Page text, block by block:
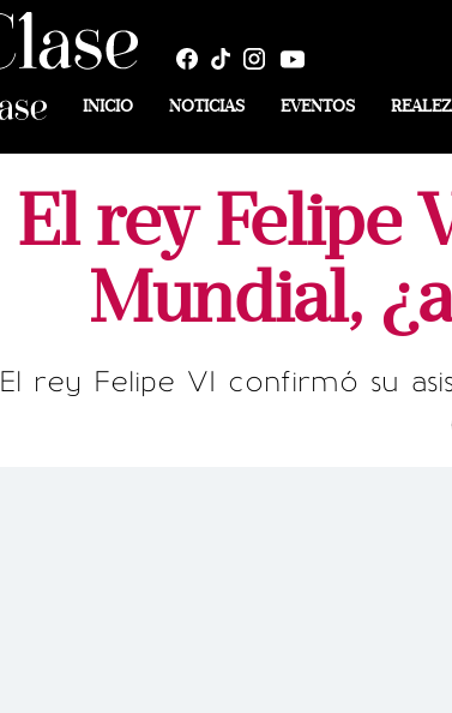
INICIO NOTICIAS EVENTOS
El rey Felipe
Mundial,
El rey Felipe VI confirmó su